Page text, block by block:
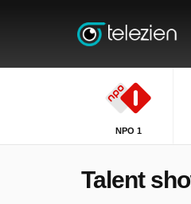
NPO 1
Talent